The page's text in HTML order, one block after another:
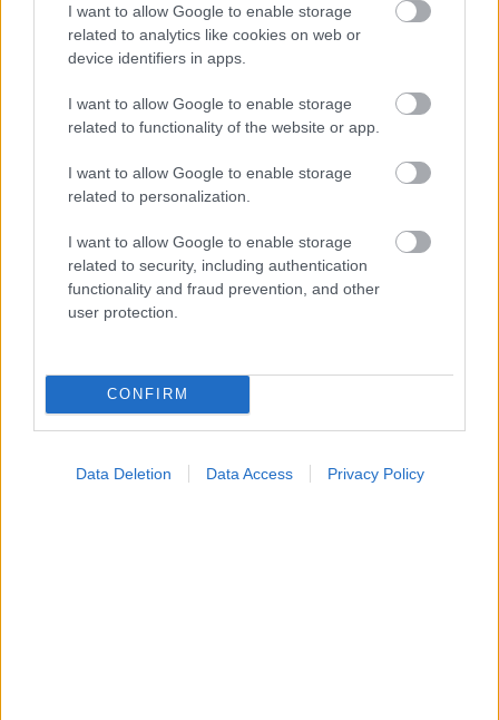
I want to allow Google to enable storage
related to analytics like cookies on web or
device identifiers in apps.
I want to allow Google to enable storage
related to functionality of the website or app.
I want to allow Google to enable storage
related to personalization.
I want to allow Google to enable storage
related to security, including authentication
functionality and fraud prevention, and other
user protection.
CONFIRM
Data Deletion Data Access Privacy Policy
Loading...
ΣΗΜΕΡΑ ΣΤΟ IATRONET.GR